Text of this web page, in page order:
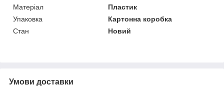
Матеріал
Пластик
Упаковка
Картонна коробка
Стан
Новий
Умови доставки